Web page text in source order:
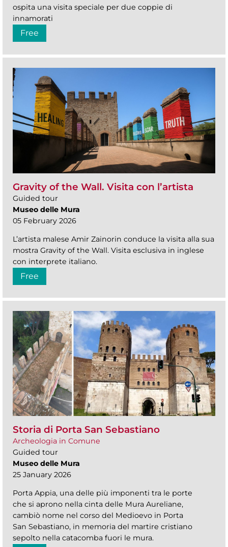
ospita una visita speciale per due coppie di
innamorati
Free
Gravity of the Wall. Visita con l’artista
Guided tour
Museo delle Mura
05 February 2026
L’artista malese Amir Zainorin conduce la visita alla sua
mostra Gravity of the Wall. Visita esclusiva in inglese
con interprete italiano.
Free
Storia di Porta San Sebastiano
Archeologia in Comune
Guided tour
Museo delle Mura
25 January 2026
Porta Appia, una delle più imponenti tra le porte
che si aprono nella cinta delle Mura Aureliane,
cambiò nome nel corso del Medioevo in Porta
San Sebastiano, in memoria del martire cristiano
sepolto nella catacomba fuori le mura.